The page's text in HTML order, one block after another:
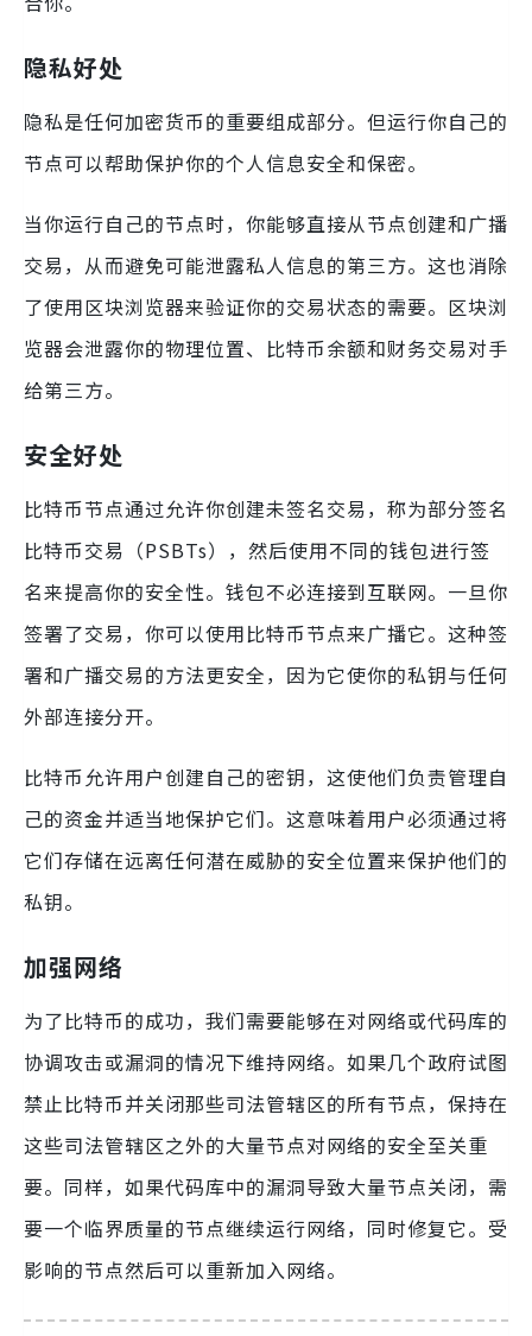
隐私好处
隐私是任何加密货币的重要组成部分。但运行你自己的
节点可以帮助保护你的个人信息安全和保密。
当你运行自己的节点时，你能够直接从节点创建和广播
交易，从而避免可能泄露私人信息的第三方。这也消除
了使用区块浏览器来验证你的交易状态的需要。区块浏
览器会泄露你的物理位置、比特币余额和财务交易对手
给第三方。
安全好处
比特币节点通过允许你创建未签名交易，称为部分签名
比特币交易（PSBTs），然后使用不同的钱包进行签
名来提高你的安全性。钱包不必连接到互联网。一旦你
签署了交易，你可以使用比特币节点来广播它。这种签
署和广播交易的方法更安全，因为它使你的私钥与任何
外部连接分开。
比特币允许用户创建自己的密钥，这使他们负责管理自
己的资金并适当地保护它们。这意味着用户必须通过将
它们存储在远离任何潜在威胁的安全位置来保护他们的
私钥。
加强网络
为了比特币的成功，我们需要能够在对网络或代码库的
协调攻击或漏洞的情况下维持网络。如果几个政府试图
禁止比特币并关闭那些司法管辖区的所有节点，保持在
这些司法管辖区之外的大量节点对网络的安全至关重
要。同样，如果代码库中的漏洞导致大量节点关闭，需
要一个临界质量的节点继续运行网络，同时修复它。受
影响的节点然后可以重新加入网络。